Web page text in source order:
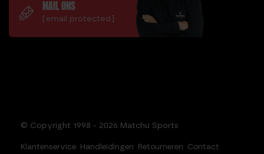
MAIL ONS
[email protected]
© Copyright 1998 - 2026 Matchu Sports
Klantenservice Handleidingen Retourneren Contact